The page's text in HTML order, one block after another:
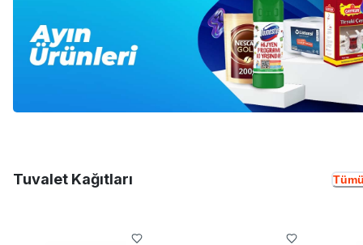
Tuvalet Kağıtları